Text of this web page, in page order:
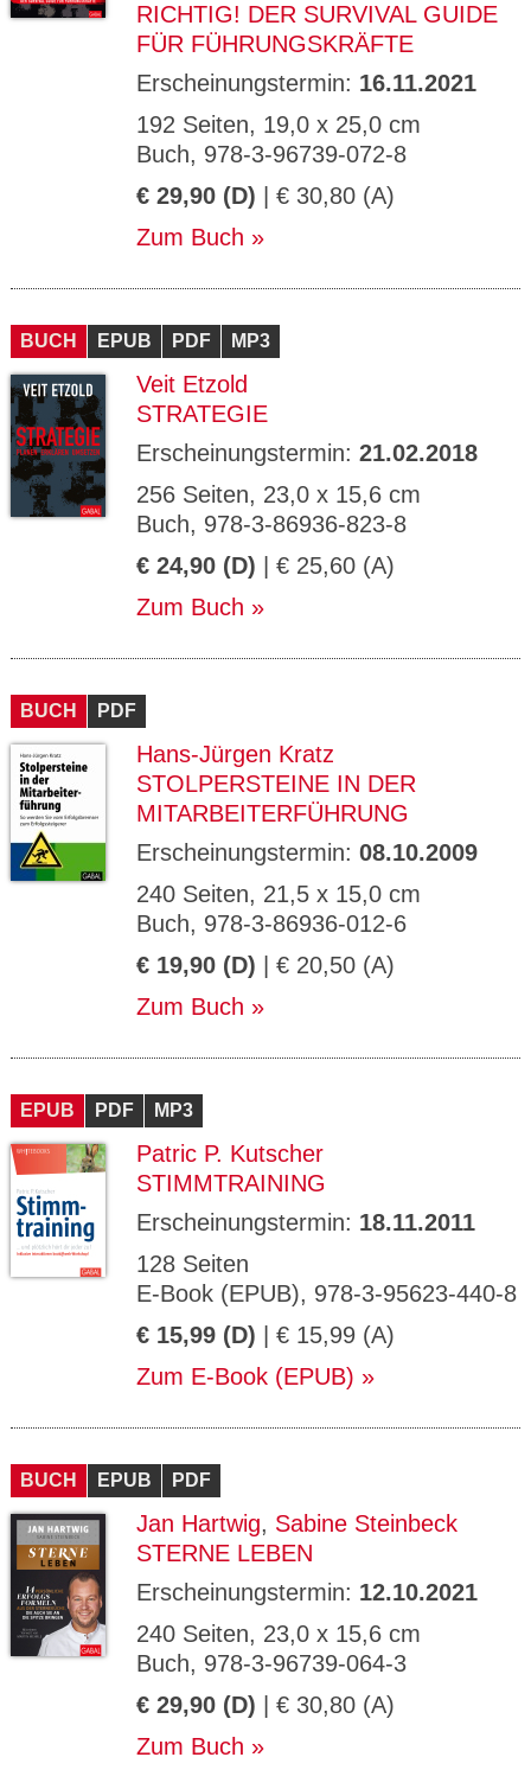
RICHTIG! DER SURVIVAL GUIDE
FÜR FÜHRUNGSKRÄFTE
Erscheinungstermin: 16.11.2021
192 Seiten, 19,0 x 25,0 cm
Buch, 978-3-96739-072-8
€ 29,90 (D) | € 30,80 (A)
Zum Buch
BUCH EPUB PDF MP3
Veit Etzold
STRATEGIE
Erscheinungstermin: 21.02.2018
256 Seiten, 23,0 x 15,6 cm
Buch, 978-3-86936-823-8
€ 24,90 (D) | € 25,60 (A)
Zum Buch
BUCH PDF
Hans-Jürgen Kratz
STOLPERSTEINE IN DER
MITARBEITERFÜHRUNG
Erscheinungstermin: 08.10.2009
240 Seiten, 21,5 x 15,0 cm
Buch, 978-3-86936-012-6
€ 19,90 (D) | € 20,50 (A)
Zum Buch
EPUB PDF MP3
Patric P. Kutscher
STIMMTRAINING
Erscheinungstermin: 18.11.2011
128 Seiten
E-Book (EPUB), 978-3-95623-440-8
€ 15,99 (D) | € 15,99 (A)
Zum E-Book (EPUB)
BUCH EPUB PDF
Jan Hartwig, Sabine Steinbeck
STERNE LEBEN
Erscheinungstermin: 12.10.2021
240 Seiten, 23,0 x 15,6 cm
Buch, 978-3-96739-064-3
€ 29,90 (D) | € 30,80 (A)
Zum Buch